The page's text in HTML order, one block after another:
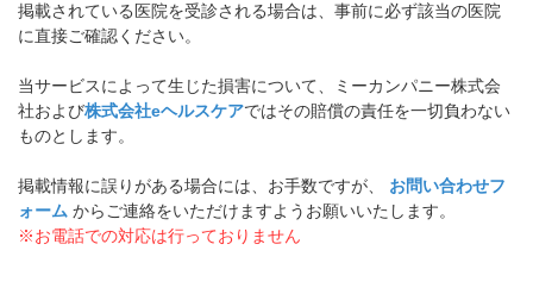
掲載されている医院を受診される場合は、事前に必ず該当の医院
に直接ご確認ください。
当サービスによって生じた損害について、ミーカンパニー株式会
社および株式会社eヘルスケアではその賠償の責任を一切負わない
ものとします。
掲載情報に誤りがある場合には、お手数ですが、 お問い合わせフ
ォーム からご連絡をいただけますようお願いいたします。
※お電話での対応は行っておりません